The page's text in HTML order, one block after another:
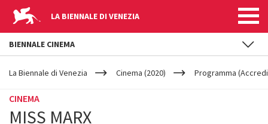
LA BIENNALE DI VENEZIA
YOUR
ARE
La Biennale di Venezia Cinema (2020) Programma
CINEMA
MISS MARX
BIENNALE CINEMA